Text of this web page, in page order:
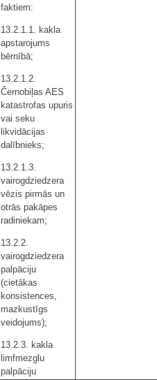
faktiem:
13.2.1.1. kakla
apstarojums
bērnībā;
13.2.1.2.
Černobiļas AES
katastrofas upuris
vai seku
likvidācijas
dalībnieks;
13.2.1.3.
vairogdziedzera
vēzis pirmās un
otrās pakāpes
radiniekam;
13.2.2.
vairogdziedzera
palpāciju
(cietākas
konsistences,
mazkustīgs
veidojums);
13.2.3. kakla
limfmezglu
palpāciju